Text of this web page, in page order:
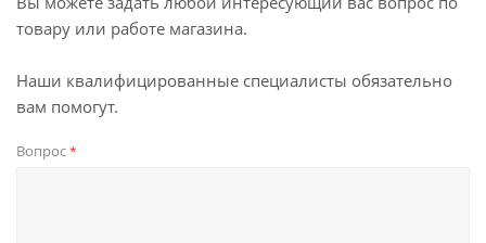
товару или работе магазина.
Наши квалифицированные специалисты обязательно
вам помогут.
Вопрос*